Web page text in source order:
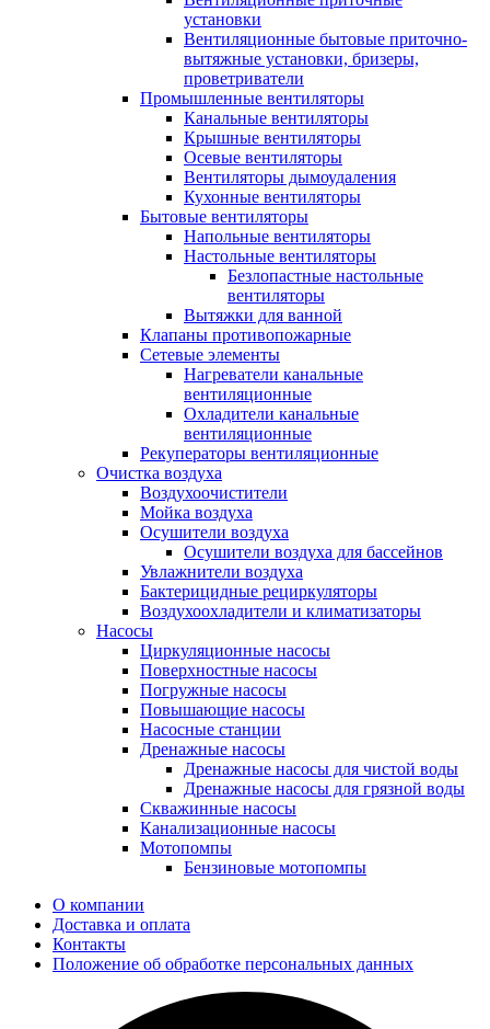
установки
Вентиляционные бытовые приточно-
вытяжные установки, бризеры,
проветриватели
Промышленные вентиляторы
Канальные вентиляторы
Крышные вентиляторы
Осевые вентиляторы
Вентиляторы дымоудаления
Кухонные вентиляторы
Бытовые вентиляторы
Напольные вентиляторы
Настольные вентиляторы
Безлопастные настольные
вентиляторы
Вытяжки для ванной
Клапаны противопожарные
Сетевые элементы
Нагреватели канальные
вентиляционные
Охладители канальные
вентиляционные
Рекуператоры вентиляционные
Очистка воздуха
Воздухоочистители
Мойка воздуха
Осушители воздуха
Осушители воздуха для бассейнов
Увлажнители воздуха
Бактерицидные рециркуляторы
Воздухоохладители и климатизаторы
Насосы
Циркуляционные насосы
Поверхностные насосы
Погружные насосы
Повышающие насосы
Насосные станции
Дренажные насосы
Дренажные насосы для чистой воды
Дренажные насосы для грязной воды
Скважинные насосы
Канализационные насосы
Мотопомпы
Бензиновые мотопомпы
О компании
Доставка и оплата
Контакты
Положение об обработке персональных данных